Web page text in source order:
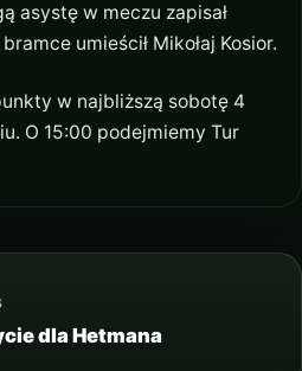
asystę w meczu zapisał
umieścił Mikołaj Kosior.
w najbliższą sobotę 4
O 15:00 podejmiemy Tur
dla Hetmana